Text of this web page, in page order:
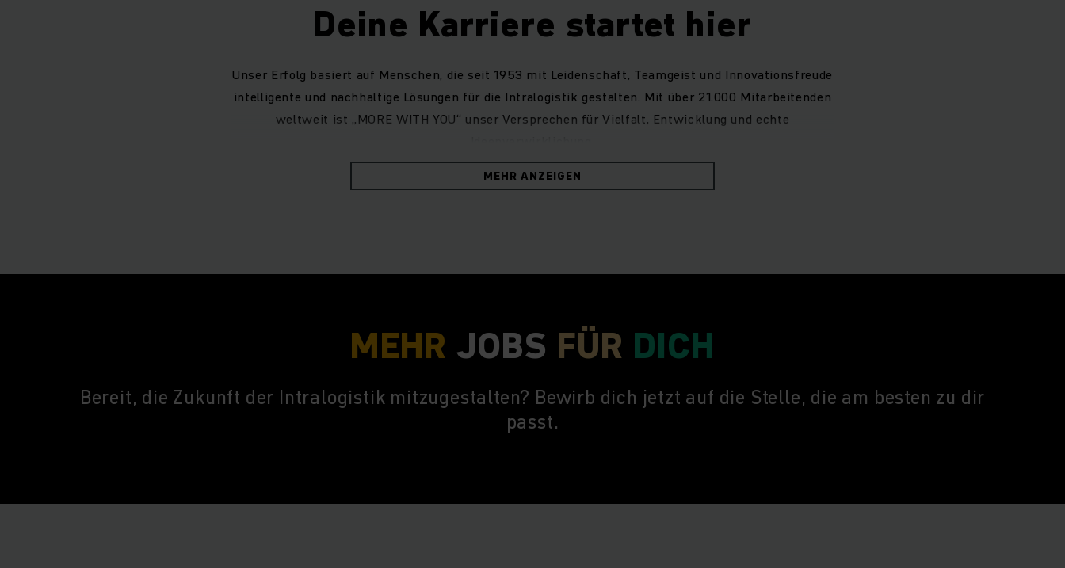
Deine Karriere startet hier
Unser Erfolg basiert auf Menschen, die seit 1953 mit Leidenschaft, Teamgeist und Innovationsfreude
intelligente und nachhaltige Lösungen für die Intralogistik gestalten. Mit über 21.000 Mitarbeitenden
weltweit ist „MORE WITH YOU“ unser Versprechen für Vielfalt, Entwicklung und echte
MEHR ANZEIGEN
MEHR JOBS FÜR DICH
Bereit, die Zukunft der Intralogistik mitzugestalten? Bewirb dich jetzt auf die Stelle, die am besten zu dir
passt.